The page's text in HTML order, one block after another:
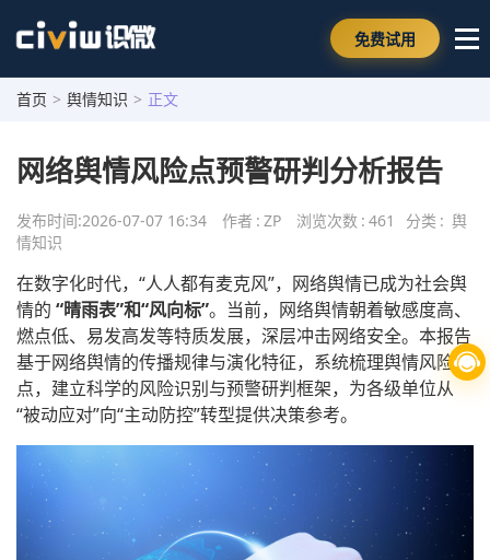
免费试用
首页 > 舆情知识 > 正文
网络舆情风险点预警研判分析报告
发布时间:2026-07-07 16:34 作者 : ZP 浏览次数 : 461 分类 : 舆
情知识
在数字化时代，“人人都有麦克风”，网络舆情已成为社会舆
情的 “晴雨表”和“风向标”。当前，网络舆情朝着敏感度高、
燃点低、易发高发等特质发展，深层冲击网络安全。本报告
基于网络舆情的传播规律与演化特征，系统梳理舆情风险
点，建立科学的风险识别与预警研判框架，为各级单位从
“被动应对”向“主动防控”转型提供决策参考。